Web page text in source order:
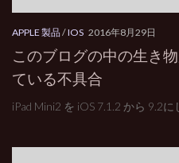
APPLE 製品/IOS 2016年8月29日
このブログの中の生き
ている不具合
iPad Mini2 を iOS 7.1.2 から 9.2に